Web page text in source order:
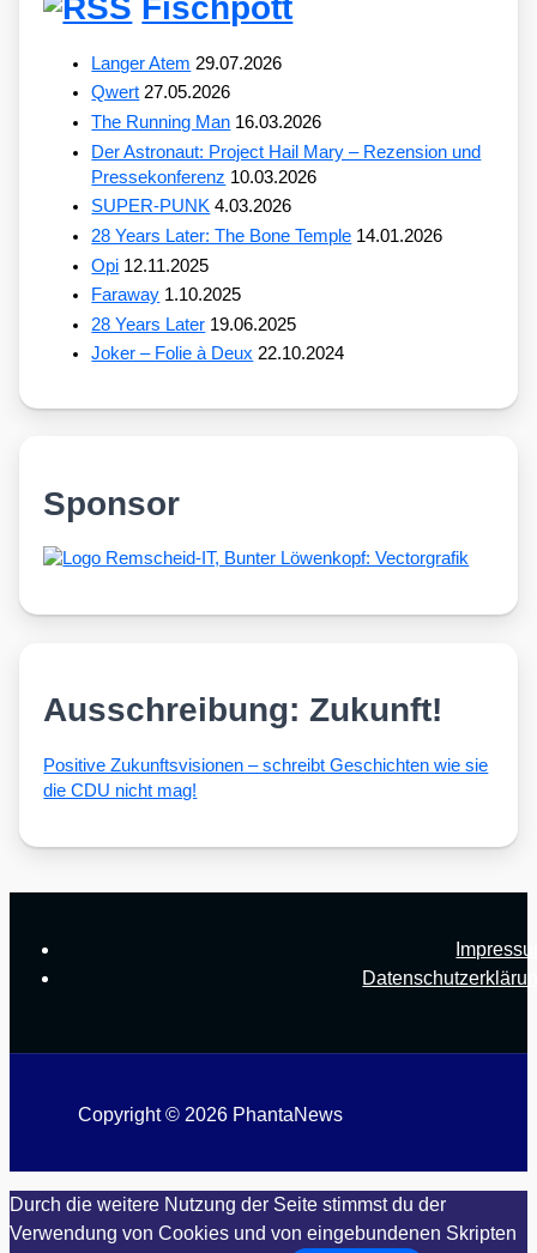
Langer Atem 29.07.2026
Qwert 27.05.2026
The Running Man 16.03.2026
Der Astronaut: Project Hail Mary – Rezension und
Pressekonferenz 10.03.2026
SUPER-PUNK 4.03.2026
28 Years Later: The Bone Temple 14.01.2026
Opi 12.11.2025
Faraway 1.10.2025
28 Years Later 19.06.2025
Joker – Folie à Deux 22.10.2024
Sponsor
Ausschreibung: Zukunft!
Posi­ti­ve Zukunfts­vi­sio­nen – schreibt Geschich­ten wie sie
die CDU nicht mag!
Copyright © 2026 PhantaNews
Durch die weitere Nutzung der Seite stimmst du der
Verwendung von Cookies und von eingebundenen Skripten